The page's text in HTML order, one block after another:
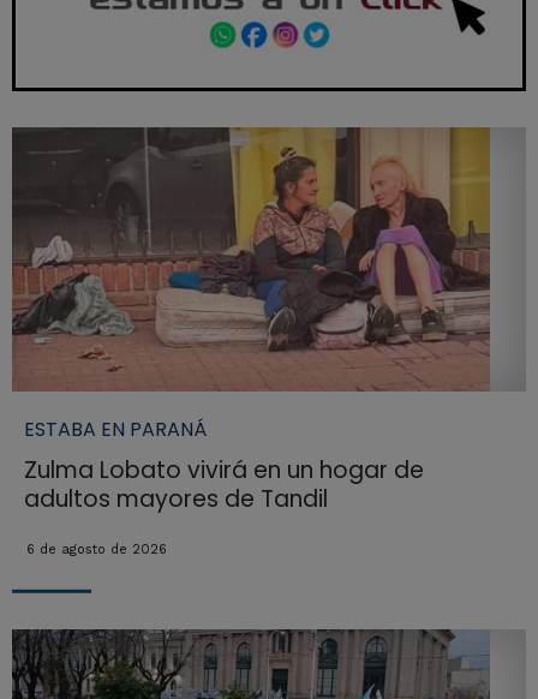
ESTABA EN PARANÁ
Zulma Lobato vivirá en un hogar de
adultos mayores de Tandil
6 de agosto de 2026